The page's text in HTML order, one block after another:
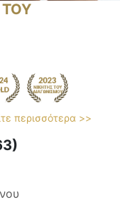
ΤΟΥ
περισσότερα >>